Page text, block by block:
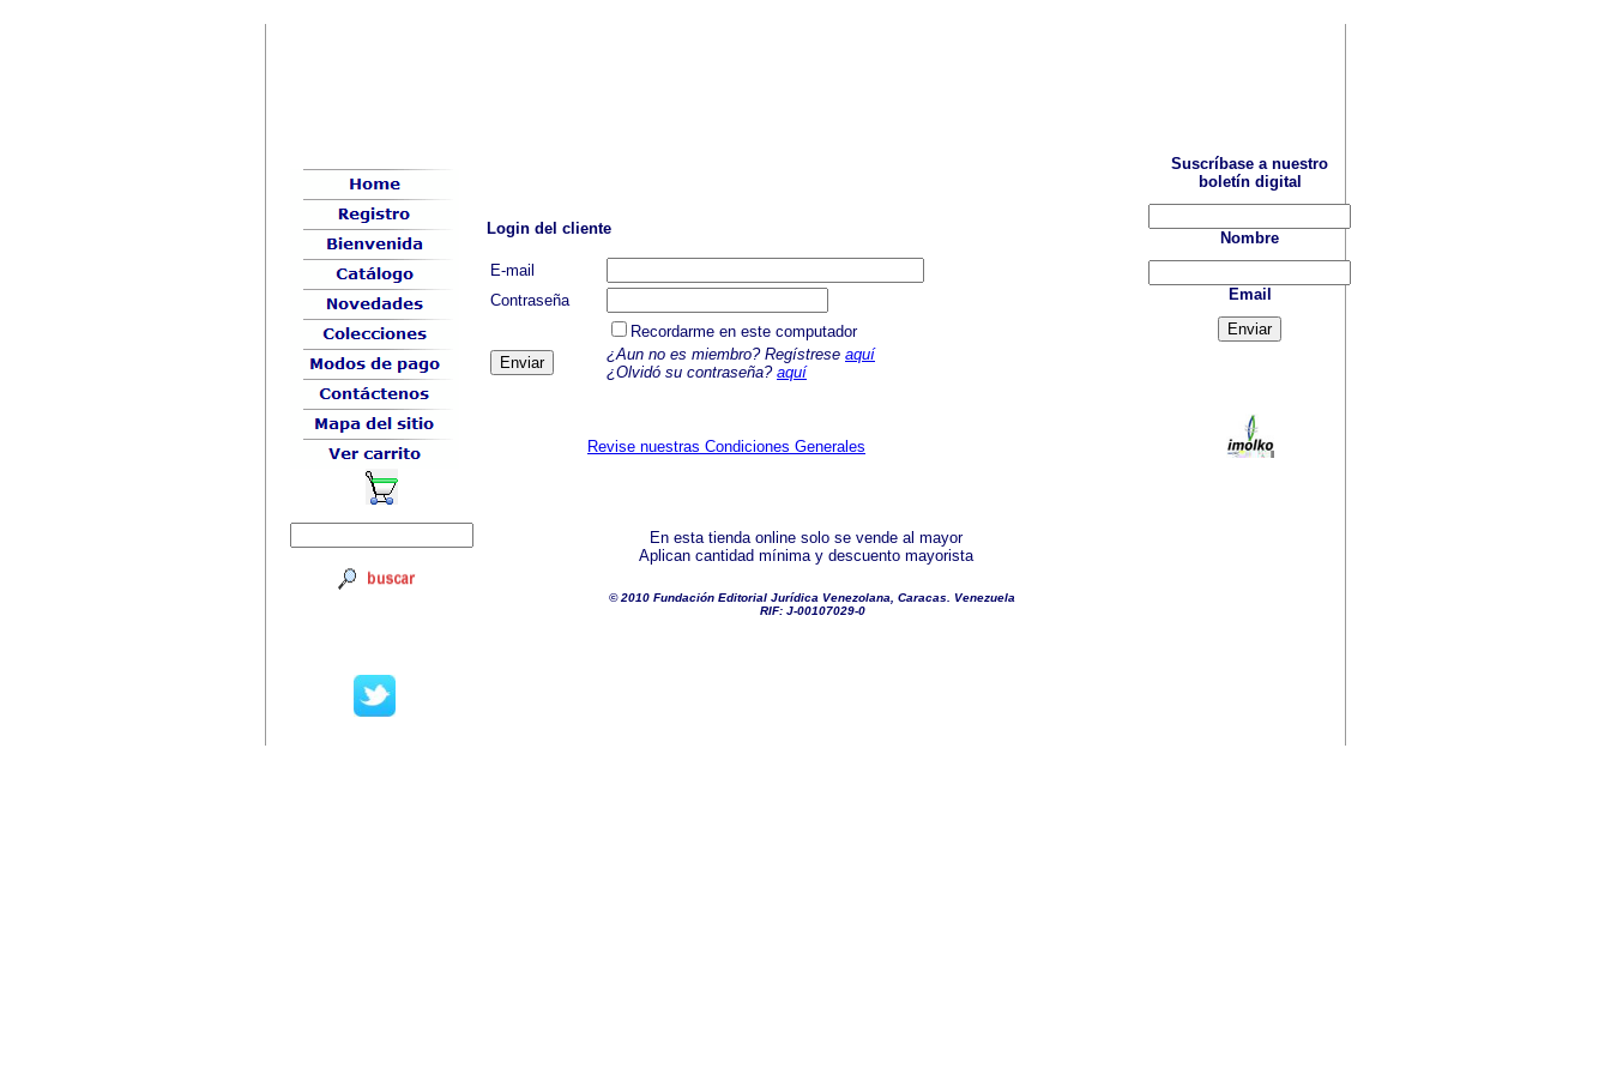
Login del cliente
E-mail
Contraseña
Recordarme en este computador
¿Aun no es miembro? Regístrese aquí
¿Olvidó su contraseña? aquí
Revise nuestras Condiciones Generales
En esta tienda online solo se vende al mayor
Aplican cantidad mínima y descuento mayorista
© 2010 Fundación Editorial Jurídica Venezolana, Caracas. Venezuela
RIF: J-00107029-0
Suscríbase a nuestro
boletín digital
Nombre
Email